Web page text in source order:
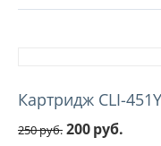
Картридж CLI-
250руб. 200руб.